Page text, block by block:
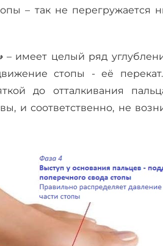
– так не перегружается
– имеет целый ряд
стопы - её
до отталкивания
и соответственно, не